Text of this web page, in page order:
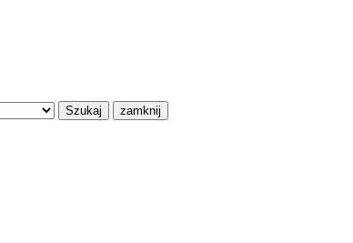
Szukaj zamknij